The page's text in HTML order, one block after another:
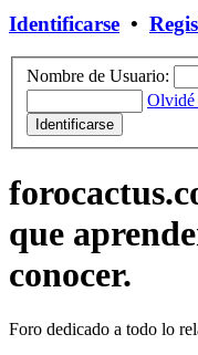
Identificarse •
Nombre de Usuario:
Olvidé
que
conocer.
Foro dedicado a todo lo